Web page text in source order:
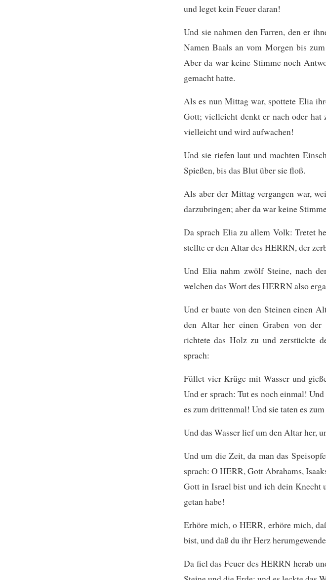
und leget kein Feuer daran!
Und sie nahmen den Farren, den er
Namen Baals an vom Morgen bis
Aber da war keine Stimme noch
gemacht hatte.
Als es nun Mittag war, spottete Elia
Gott; vielleicht denkt er nach oder hat
vielleicht und wird aufwachen!
Und sie riefen laut und machten
Spießen, bis das Blut über sie floß.
Als aber der Mittag vergangen war,
darzubringen; aber da war keine
Da sprach Elia zu allem Volk: Tretet
stellte er den Altar des HERRN, der
Und Elia nahm zwölf Steine, nach
welchen das Wort des HERRN also
Und er baute von den Steinen einen
den Altar her einen Graben von der
richtete das Holz zu und zerstückte
sprach:
Füllet vier Krüge mit Wasser und
Und er sprach: Tut es noch einmal!
es zum drittenmal! Und sie taten es
Und das Wasser lief um den Altar her,
Und um die Zeit, da man das
sprach: O HERR, Gott Abrahams,
Gott in Israel bist und ich dein Knecht
getan habe!
Erhöre mich, o HERR, erhöre mich,
bist, und daß du ihr Herz
Da fiel das Feuer des HERRN herab